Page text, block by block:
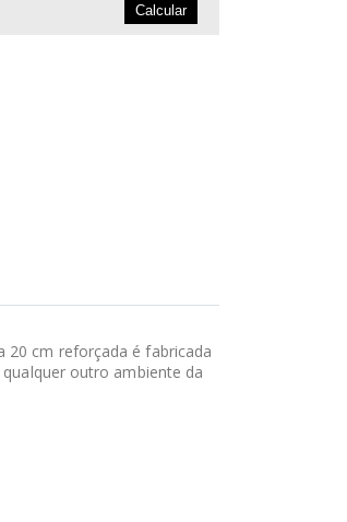
Calcular
20 cm reforçada é fabricada
outro ambiente da